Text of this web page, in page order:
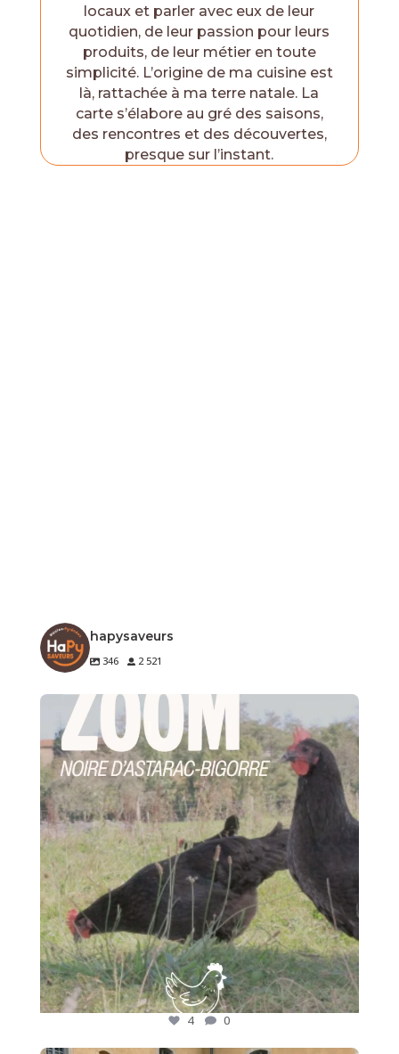
locaux et parler avec eux de leur
quotidien, de leur passion pour leurs
produits, de leur métier en toute
simplicité. L’origine de ma cuisine est
là, rattachée à ma terre natale. La
carte s’élabore au gré des saisons,
des rencontres et des découvertes,
presque sur l’instant.
hapysaveurs
346 2 521
🐔 Zoom sur un produit de notre terroir
...
4 0
4 0